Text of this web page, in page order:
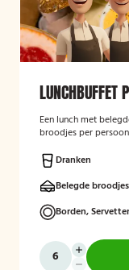
LUNCHBUFFET
Een lunch met
broodjes per
Dranken
Belegde broodjes
Borden,